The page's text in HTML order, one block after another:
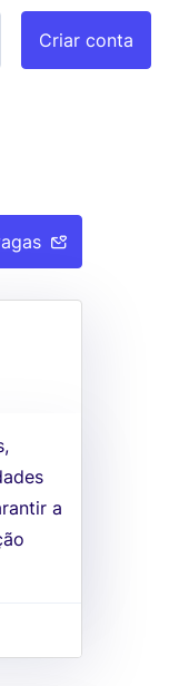
Criar conta
a